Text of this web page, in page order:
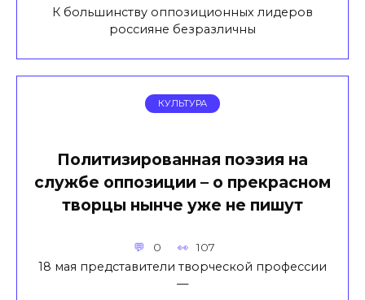
К большинству оппозиционных лидеров
россияне безразличны
КУЛЬТУРА
Политизированная поэзия на
службе оппозиции – о прекрасном
творцы нынче уже не пишут
0 107
18 мая представители творческой профессии
—